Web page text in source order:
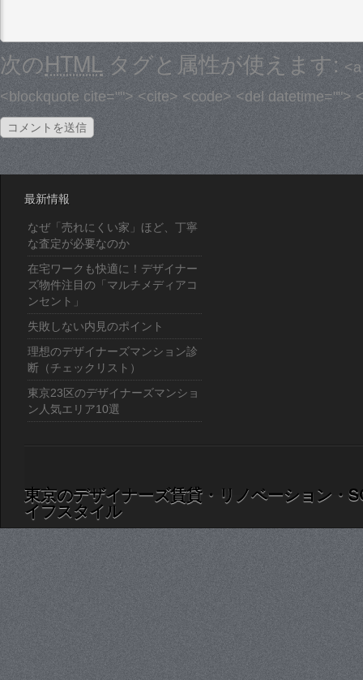
次のHTMLタグと属性が使えます:
<blockquote cite=""> <cite> <code> <del datetime="">
最新情報
なぜ「売れにくい家」ほど、丁寧
な査定が必要なのか
在宅ワークも快適に！デザイナー
ズ物件注目の「マルチメディアコ
ンセント」
失敗しない内見のポイント
理想のデザイナーズマンション診
断（チェックリスト）
東京23区のデザイナーズマンショ
ン人気エリア10選
東京のデザイナーズ賃貸・リノベーション・
イフスタイル